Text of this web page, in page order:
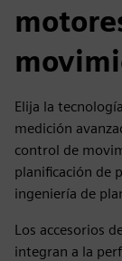
Elija la
medición
control de
planificación de
ingeniería de
Los accesorios
integran a la